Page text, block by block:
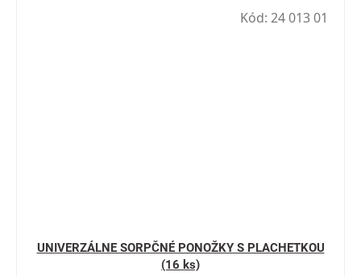
UNIVERZÁLNE SORPČNÉ PONOŽKY S PLACHETKOU
(16 ks)
Kód: 24 013 01